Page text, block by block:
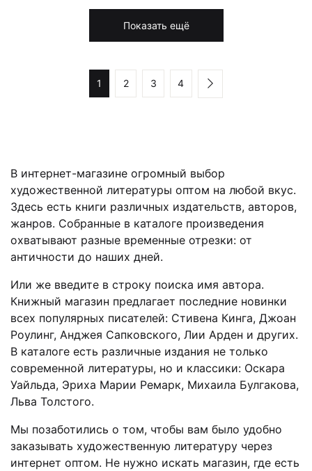
Показать ещё
1 2 3 4
В интернет-магазине огромный выбор
художественной литературы оптом на любой вкус.
Здесь есть книги различных издательств, авторов,
жанров. Собранные в каталоге произведения
охватывают разные временные отрезки: от
античности до наших дней.
Или же введите в строку поиска имя автора.
Книжный магазин предлагает последние новинки
всех популярных писателей: Стивена Кинга, Джоан
Роулинг, Анджея Сапковского, Лии Арден и других.
В каталоге есть различные издания не только
современной литературы, но и классики: Оскара
Уайльда, Эриха Марии Ремарк, Михаила Булгакова,
Льва Толстого.
Мы позаботились о том, чтобы вам было удобно
заказывать художественную литературу через
интернет оптом. Не нужно искать магазин, где есть